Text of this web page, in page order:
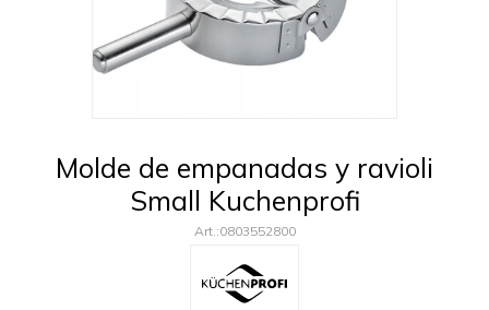
Molde de empanadas y ravioli
Small Kuchenprofi
0803552800